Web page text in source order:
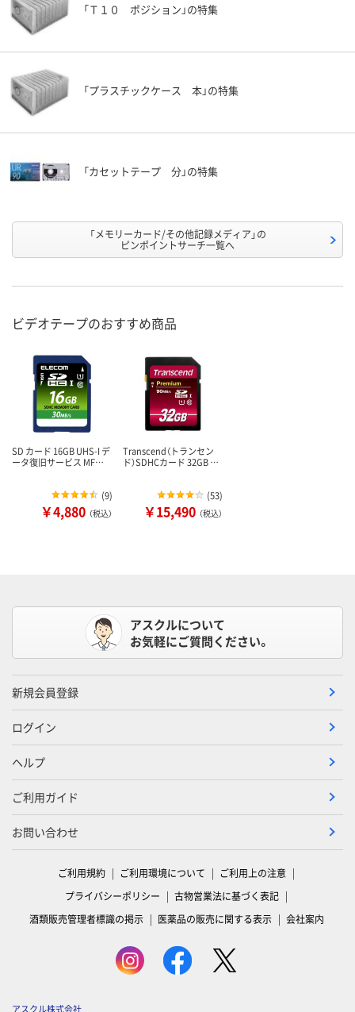
「Ｔ１０ ポジション」の特集
「プラスチックケース 本」の特集
「カセットテープ 分」の特集
「メモリーカード/その他記録メディア」の
ピンポイントサーチ一覧へ
ビデオテープのおすすめ商品
SD カード 16GB UHS-I デ
ータ復旧サービス MF…
(9)
￥4,880 （税込）
Transcend（トランセン
ド）SDHCカード 32GB …
(53)
￥15,490 （税込）
アスクルについて
お気軽にご質問ください。
新規会員登録
ログイン
ヘルプ
ご利用ガイド
お問い合わせ
ご利用規約 ご利用環境について
ご利用上の注意
プライバシーポリシー
古物営業法に基づく表記
酒類販売管理者標識の掲示
医薬品の販売に関する表示 会社案内
アスクル株式会社